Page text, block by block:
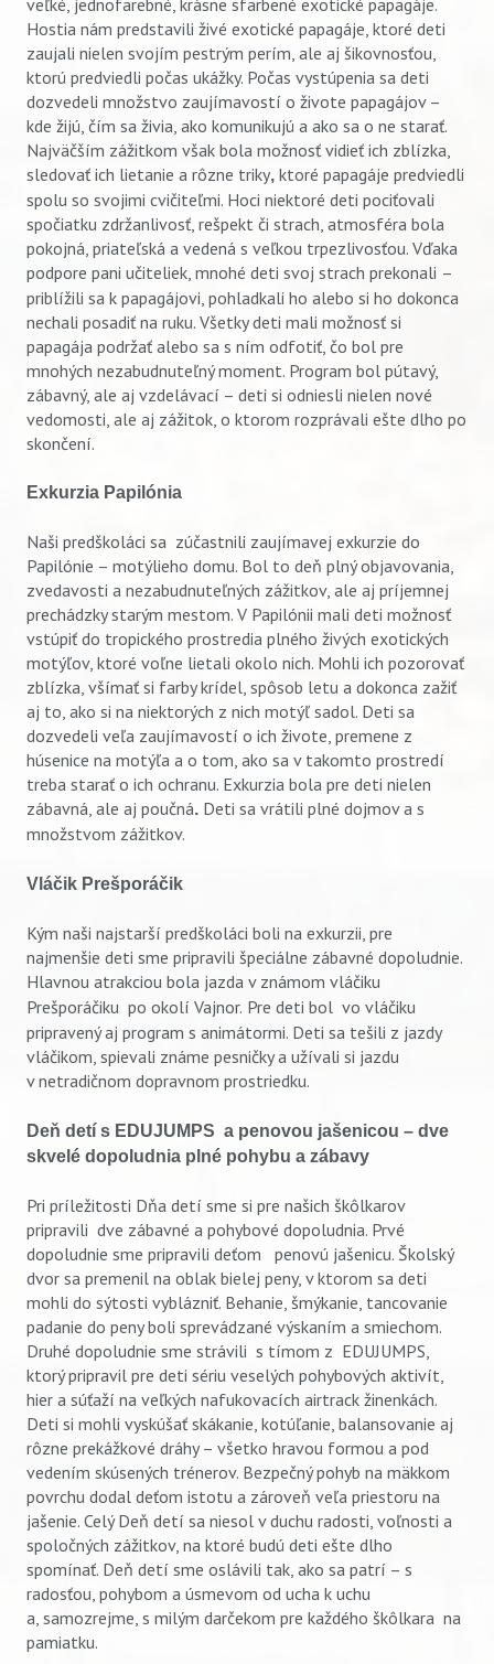
Vyhľadávanie
Hostia nám predstavili živé exotické papagáje, ktoré deti
zaujali nielen svojím pestrým perím, ale aj šikovnosťou,
ktorú predviedli počas ukážky. Počas vystúpenia sa deti
dozvedeli množstvo zaujímavostí o živote papagájov –
kde žijú, čím sa živia, ako komunikujú a ako sa o ne starať.
Najväčším zážitkom však bola možnosť vidieť ich zblízka,
sledovať ich lietanie a rôzne triky, ktoré papagáje predviedli
spolu so svojimi cvičiteľmi. Hoci niektoré deti pociťovali
spočiatku zdržanlivosť, rešpekt či strach, atmosféra bola
pokojná, priateľská a vedená s veľkou trpezlivosťou. Vďaka
podpore pani učiteliek, mnohé deti svoj strach prekonali –
priblížili sa k papagájovi, pohladkali ho alebo si ho dokonca
nechali posadiť na ruku. Všetky deti mali možnosť si
papagája podržať alebo sa s ním odfotiť, čo bol pre
mnohých nezabudnuteľný moment. Program bol pútavý,
zábavný, ale aj vzdelávací – deti si odniesli nielen nové
vedomosti, ale aj zážitok, o ktorom rozprávali ešte dlho po
skončení.
Exkurzia Papilónia
Naši predškoláci sa zúčastnili zaujímavej exkurzie do
Papilónie – motýlieho domu. Bol to deň plný objavovania,
zvedavosti a nezabudnuteľných zážitkov, ale aj príjemnej
prechádzky starým mestom. V Papilónii mali deti možnosť
vstúpiť do tropického prostredia plného živých exotických
motýľov, ktoré voľne lietali okolo nich. Mohli ich pozorovať
zblízka, všímať si farby krídel, spôsob letu a dokonca zažiť
aj to, ako si na niektorých z nich motýľ sadol. Deti sa
dozvedeli veľa zaujímavostí o ich živote, premene z
húsenice na motýľa a o tom, ako sa v takomto prostredí
treba starať o ich ochranu. Exkurzia bola pre deti nielen
zábavná, ale aj poučná. Deti sa vrátili plné dojmov a s
množstvom zážitkov.
Vláčik Prešporáčik
Kým naši najstarší predškoláci boli na exkurzii, pre
najmenšie deti sme pripravili špeciálne zábavné dopoludnie.
Hlavnou atrakciou bola jazda v známom vláčiku
Prešporáčiku po okolí Vajnor. Pre deti bol vo vláčiku
pripravený aj program s animátormi. Deti sa tešili z jazdy
vláčikom, spievali známe pesničky a užívali si jazdu
v netradičnom dopravnom prostriedku.
Deň detí s EDUJUMPS a penovou jašenicou – dve
skvelé dopoludnia plné pohybu a zábavy
Pri príležitosti Dňa detí sme si pre našich škôlkarov
pripravili dve zábavné a pohybové dopoludnia. Prvé
dopoludnie sme pripravili deťom penovú jašenicu. Školský
dvor sa premenil na oblak bielej peny, v ktorom sa deti
mohli do sýtosti vyblázniť. Behanie, šmýkanie, tancovanie
padanie do peny boli sprevádzané výskaním a smiechom.
Druhé dopoludnie sme strávili s tímom z EDUJUMPS,
ktorý pripravil pre deti sériu veselých pohybových aktivít,
hier a súťaží na veľkých nafukovacích airtrack žinenkách.
Deti si mohli vyskúšať skákanie, kotúľanie, balansovanie aj
rôzne prekážkové dráhy – všetko hravou formou a pod
vedením skúsených trénerov. Bezpečný pohyb na mäkkom
povrchu dodal deťom istotu a zároveň veľa priestoru na
jašenie. Celý Deň detí sa niesol v duchu radosti, voľnosti a
spoločných zážitkov, na ktoré budú deti ešte dlho
spomínať. Deň detí sme oslávili tak, ako sa patrí – s
radosťou, pohybom a úsmevom od ucha k uchu
a, samozrejme, s milým darčekom pre každého škôlkara na
pamiatku.